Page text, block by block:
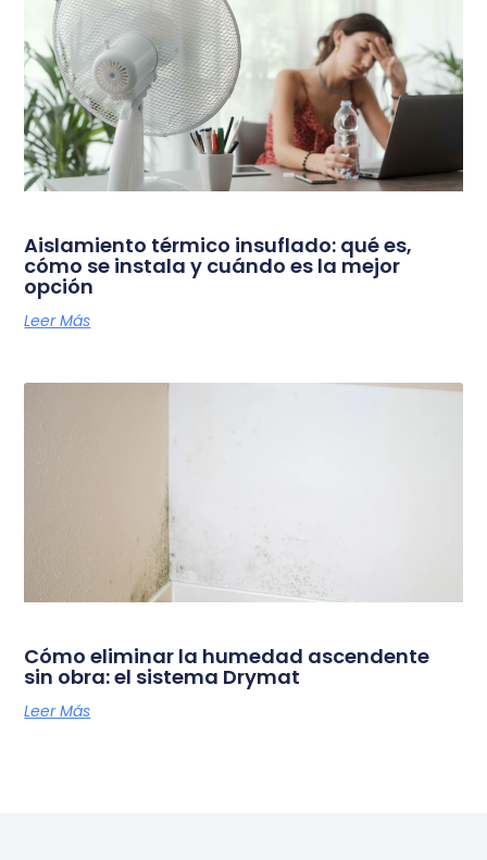
Aislamiento térmico insuflado: qué es,
cómo se instala y cuándo es la mejor
opción
Leer Más
Cómo eliminar la humedad ascendente
sin obra: el sistema Drymat
Leer Más